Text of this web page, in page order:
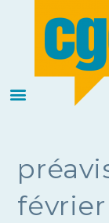
février